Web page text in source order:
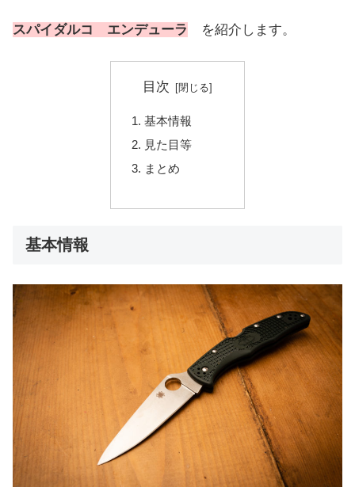
スパイダルコ エンデューラ を紹介します。
目次
基本情報
見た目等
まとめ
基本情報